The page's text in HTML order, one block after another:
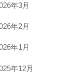
年3月
年2月
年1月
年12月